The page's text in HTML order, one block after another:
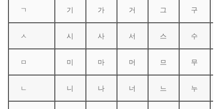
ㄱ 기 가 거 그 구
ㅅ 시 사 서 스 수
ㅁ 미 마 머 므 무
ㄴ 니 나 너 느 누